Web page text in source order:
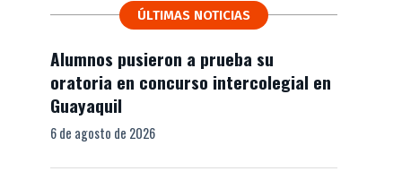
ÚLTIMAS NOTICIAS
Alumnos pusieron a prueba su
oratoria en concurso intercolegial en
Guayaquil
6 de agosto de 2026